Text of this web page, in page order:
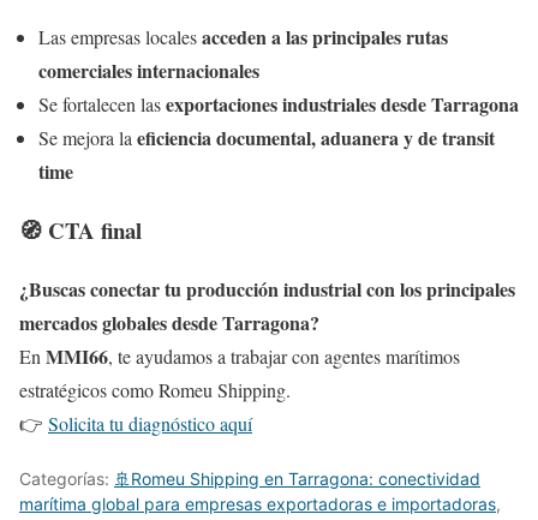
Las empresas localesacceden a las principales rutas
comerciales internacionales
Se fortalecen lasexportaciones industriales desde Tarragona
Se mejora la eficiencia documental, aduanera y de transit
time
🧭 CTA final
¿Buscas conectar tu producción industrial con los principales
mercados globales desde Tarragona?
En MMI66, te ayudamos a trabajar con agentes marítimos
estratégicos como Romeu Shipping.
👉 Solicita tu diagnóstico aquí
Categorías: 🚢Romeu Shipping en Tarragona: conectividad
marítima global para empresas exportadoras e importadoras,